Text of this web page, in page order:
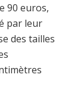
90 euros,
par leur
des tailles